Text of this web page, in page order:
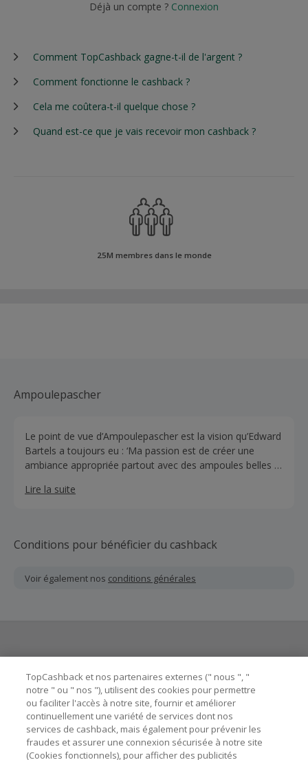
Déjà un compte ? Connexion
Comment TopCashback gagne-t-il de l'argent ?
Comment fonctionne le cashback ?
Cela me coûtera-t-il quelque chose ?
Quand est-ce que je vais recevoir mon cashback ?
25M membres dans le monde
Ampoulepascher
Le point de vue d’Ampoulepascher est la vision qu’Edward
Bartels a toujours eu : ‘Ma passion est de créer une
ambiance appropriée partout avec des ampoules belles et
satisfait avec des ampoules qui attirent l’attention.
Lire la suite
Conditions pour bénéficier du cashback
Voir également nos conditions générales
Astuces pour économiser
A propos de
TopCashback et nos partenaires externes (" nous ", "
notre " ou " nos "), utilisent des cookies pour permettre
ou faciliter l'accès à notre site, fournir et améliorer
continuellement une variété de services dont nos
services de cashback, mais également pour prévenir les
fraudes et assurer une connexion sécurisée à notre site
(Cookies fonctionnels), pour afficher des publicités